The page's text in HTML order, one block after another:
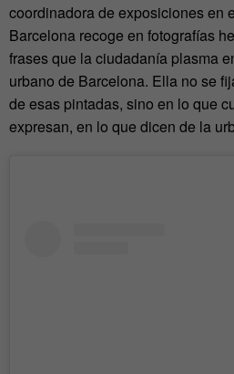
coordinadora de exposiciones en
Barcelona recoge en fotografías
frases que la ciudadanía plasma
urbano de Barcelona. Ella no se
de esas pintadas, sino en lo que
expresan, en lo que dicen de la